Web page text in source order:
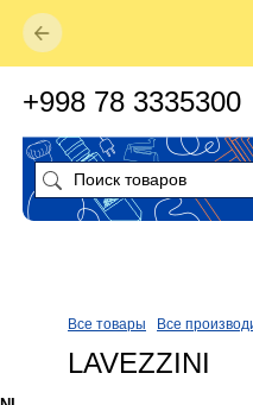
Все товары Все
LAVEZZINI
+998 78 3335300